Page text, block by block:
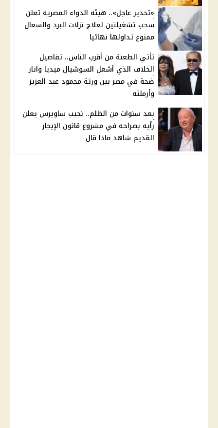
«تحذير عاجل».. هيئة الدواء المصرية تعلن
سحب تشغيلتين لعلاج نزلات البرد والسعال
ممنوع تداولها نهائيا
تأتي الطعنة من أقرب الناس.. تفاصيل
الخلاف الذي أشعل السوشيال ميديا واثار
ضجة في مصر بين ورثة محمود عبد العزيز
وأرملته
بعد سنوات من الظلم.. نجيب ساويرس يعلن
رأيه بصراحه في مشروع قانون الإيجار
القديم شاهد ماذا قال